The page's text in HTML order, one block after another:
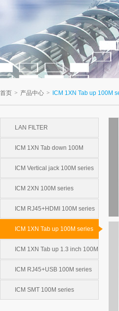
首页 > 产品中心 > ICM 1XN Tab up 100M
LAN FILTER
ICM 1XN Tab down 100M
series
ICM Vertical jack 100M series
ICM 2XN 100M series
ICM RJ45+HDMI 100M series
ICM 1XN Tab up 100M series
ICM 1XN Tab up 1.3 inch 100M
series
ICM RJ45+USB 100M series
ICM SMT 100M series